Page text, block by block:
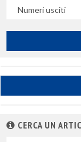
CERCA UN